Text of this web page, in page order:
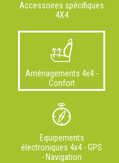
Accessoires spécifiques
4X4
Aménagements 4x4 -
Confort
Equipements
électroniques 4x4 - GPS
- Navigation